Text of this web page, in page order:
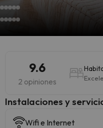
9.6
2 opiniones
Instalaciones y
Wifi e Internet